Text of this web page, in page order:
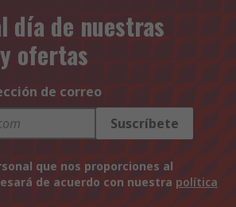
día de nuestras
ofertas
de correo
Suscríbete
que nos proporciones al
de acuerdo con nuestra política